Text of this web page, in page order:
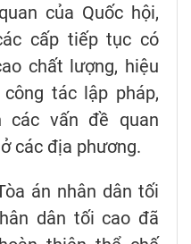
của Quốc hội,
cấp tiếp tục có
chất lượng, hiệu
tác lập pháp,
các vấn đề quan
các địa phương.
án nhân dân tối
dân tối cao đã